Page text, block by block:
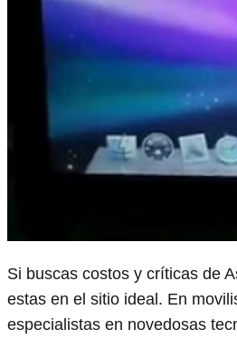
Si buscas costos y críticas de
estas en el sitio ideal. En
especialistas en novedosas